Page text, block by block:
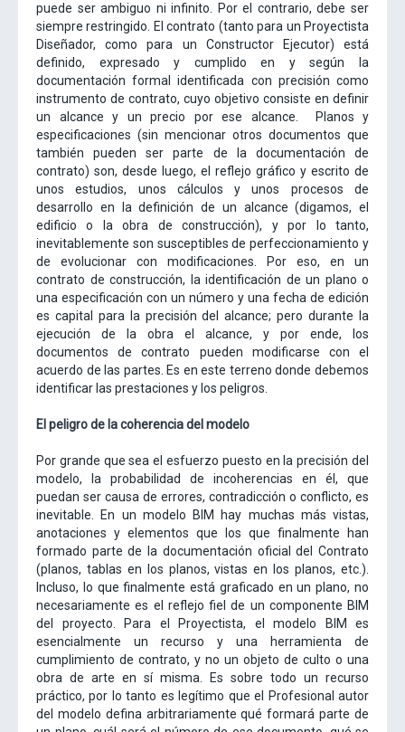
puede ser ambiguo ni infinito. Por el contrario, debe ser
siempre restringido. El contrato (tanto para un Proyectista
Diseñador, como para un Constructor Ejecutor) está
definido, expresado y cumplido en y según la
documentación formal identificada con precisión como
instrumento de contrato, cuyo objetivo consiste en definir
un alcance y un precio por ese alcance. Planos y
especificaciones (sin mencionar otros documentos que
también pueden ser parte de la documentación de
contrato) son, desde luego, el reflejo gráfico y escrito de
unos estudios, unos cálculos y unos procesos de
desarrollo en la definición de un alcance (digamos, el
edificio o la obra de construcción), y por lo tanto,
inevitablemente son susceptibles de perfeccionamiento y
de evolucionar con modificaciones. Por eso, en un
contrato de construcción, la identificación de un plano o
una especificación con un número y una fecha de edición
es capital para la precisión del alcance; pero durante la
ejecución de la obra el alcance, y por ende, los
documentos de contrato pueden modificarse con el
acuerdo de las partes. Es en este terreno donde debemos
identificar las prestaciones y los peligros.
El peligro de la coherencia del modelo
Por grande que sea el esfuerzo puesto en la precisión del
modelo, la probabilidad de incoherencias en él, que
puedan ser causa de errores, contradicción o conflicto, es
inevitable. En un modelo BIM hay muchas más vistas,
anotaciones y elementos que los que finalmente han
formado parte de la documentación oficial del Contrato
(planos, tablas en los planos, vistas en los planos, etc.).
Incluso, lo que finalmente está graficado en un plano, no
necesariamente es el reflejo fiel de un componente BIM
del proyecto. Para el Proyectista, el modelo BIM es
esencialmente un recurso y una herramienta de
cumplimiento de contrato, y no un objeto de culto o una
obra de arte en sí misma. Es sobre todo un recurso
práctico, por lo tanto es legítimo que el Profesional autor
del modelo defina arbitrariamente qué formará parte de